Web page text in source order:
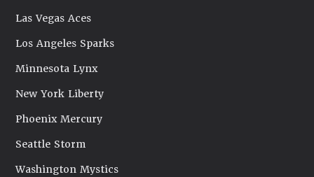
Las Vegas Aces
Los Angeles Sparks
Minnesota Lynx
New York Liberty
Phoenix Mercury
Seattle Storm
Washington Mystics